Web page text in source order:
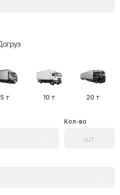
5 т 10 т 20 т
Кол-во